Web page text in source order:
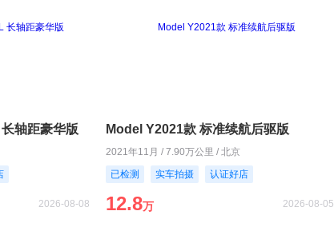
轴距豪华版
2026-08-08
Model Y2021款 标准续航后驱版
2021年11月 / 7.90万公里 / 北京
已检测
实车拍摄 认证好店
12.8万 2026-08-05